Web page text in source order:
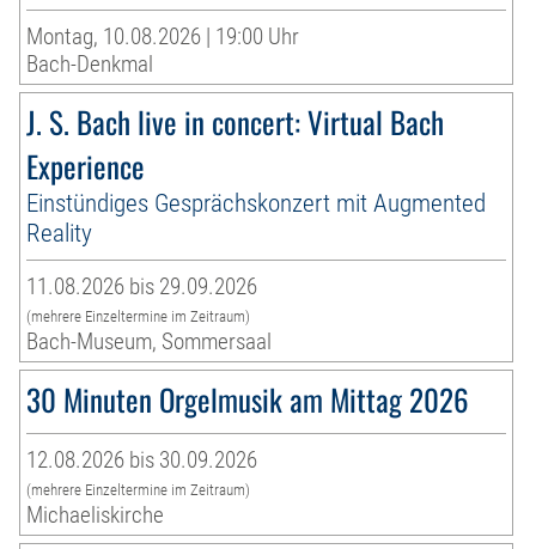
Montag, 10.08.2026 | 19:00 Uhr
Bach-Denkmal
J. S. Bach live in concert: Virtual Bach
Experience
Einstündiges Gesprächskonzert mit Augmented
Reality
11.08.2026 bis 29.09.2026
(mehrere Einzeltermine im Zeitraum)
Bach-Museum, Sommersaal
30 Minuten Orgelmusik am Mittag 2026
12.08.2026 bis 30.09.2026
(mehrere Einzeltermine im Zeitraum)
Michaeliskirche